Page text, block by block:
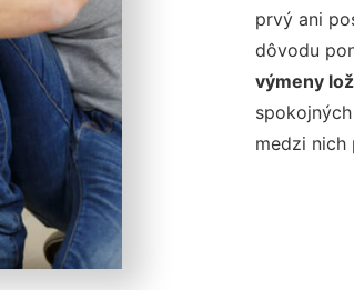
prvý ani
dôvodu
výmeny
medzi nich